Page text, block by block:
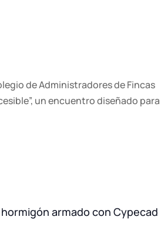
de Administradores de Fincas
un encuentro diseñado para
armado con Cypecad